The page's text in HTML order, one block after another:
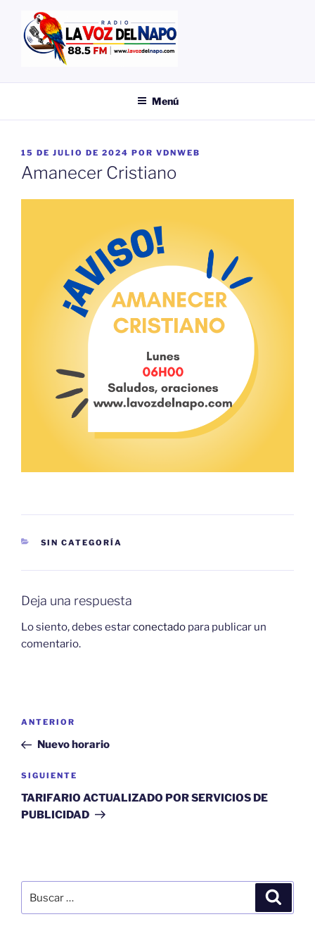
contenido
EMISORA
Menú
PUBLICADO
EL
15 DE JULIO DE 2024 POR VDNWEB
Amanecer Cristiano
CATEGORÍAS
SIN CATEGORÍA
Deja una respuesta
Lo siento, debes estarconectado para publicar un
comentario.
Navegación
entradas
Entrada
anterior:
ANTERIOR
Nuevo horario
Siguiente
entrada
SIGUIENTE
TARIFARIO ACTUALIZADO POR SERVICIOS DE
PUBLICIDAD
por: